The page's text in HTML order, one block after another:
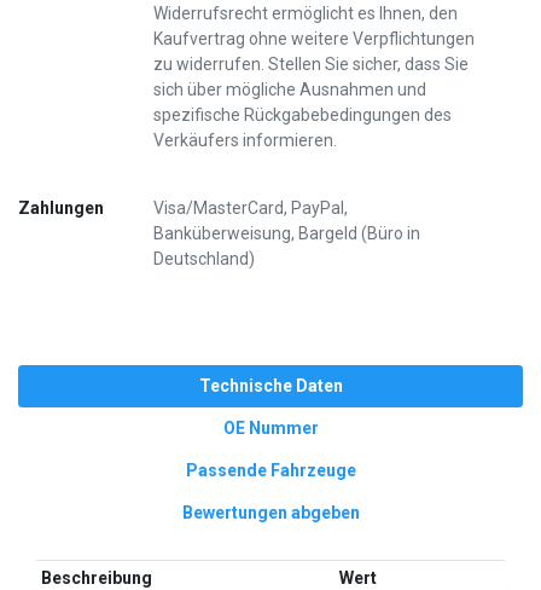
Widerrufsrecht ermöglicht es Ihnen, den
Kaufvertrag ohne weitere Verpflichtungen
zu widerrufen. Stellen Sie sicher, dass Sie
sich über mögliche Ausnahmen und
spezifische Rückgabebedingungen des
Verkäufers informieren.
Zahlungen
Visa/MasterCard, PayPal,
Banküberweisung, Bargeld (Büro in
Deutschland)
Technische Daten
OE Nummer
Passende Fahrzeuge
Bewertungen abgeben
Beschreibung
Wert